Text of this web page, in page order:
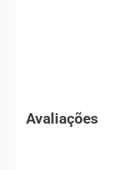
Avaliações